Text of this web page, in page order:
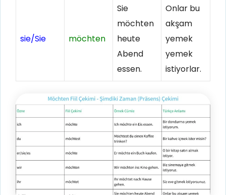
sie/Sie möchten
Sie
möchten
heute
Abend
essen.
Onlar bu
akşam
yemek
yemek
istiyorlar.